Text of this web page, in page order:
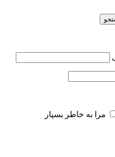
مرا به خاطر بسپار